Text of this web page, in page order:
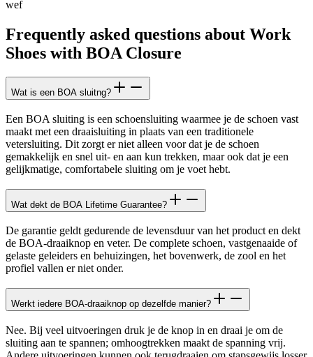
wef
Frequently asked questions about Work
Shoes with BOA Closure
Wat is een BOA sluitng?
Een BOA sluiting is een schoensluiting waarmee je de schoen vast
maakt met een draaisluiting in plaats van een traditionele
vetersluiting. Dit zorgt er niet alleen voor dat je de schoen
gemakkelijk en snel uit- en aan kun trekken, maar ook dat je een
gelijkmatige, comfortabele sluiting om je voet hebt.
Wat dekt de BOA Lifetime Guarantee?
De garantie geldt gedurende de levensduur van het product en dekt
de BOA-draaiknop en veter. De complete schoen, vastgenaaide of
gelaste geleiders en behuizingen, het bovenwerk, de zool en het
profiel vallen er niet onder.
Werkt iedere BOA-draaiknop op dezelfde manier?
Nee. Bij veel uitvoeringen druk je de knop in en draai je om de
sluiting aan te spannen; omhoogtrekken maakt de spanning vrij.